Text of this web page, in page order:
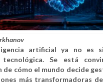
artificial ya no es
tecnológica. Se está
de cómo el mundo decide
más transformadoras